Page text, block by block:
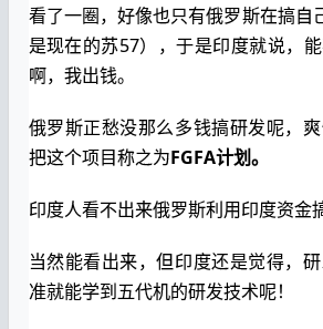
看了一圈，好像也只有俄罗斯在搞自
是现在的苏57），于是印度就说，
啊，我出钱。
俄罗斯正愁没那么多钱搞研发呢，
把这个项目称之为FGFA计划。
印度人看不出来俄罗斯利用印度资金
当然能看出来，但印度还是觉得，
准就能学到五代机的研发技术呢！